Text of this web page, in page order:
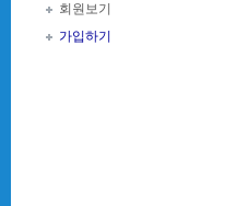
회원보기
가입하기